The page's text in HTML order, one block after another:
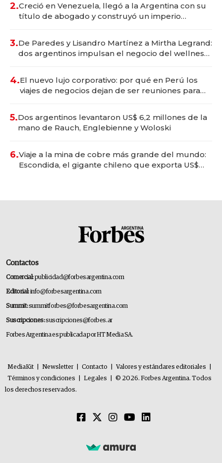
2.Creció en Venezuela, llegó a la Argentina con su
título de abogado y construyó un imperio
3.De Paredes y Lisandro Martínez a Mirtha Legrand:
dos argentinos impulsan el negocio del wellness
4.El nuevo lujo corporativo: por qué en Perú los
viajes de negocios dejan de ser reuniones para
5.Dos argentinos levantaron US$ 6,2 millones de la
mano de Rauch, Englebienne y Woloski
6.Viaje a la mina de cobre más grande del mundo:
Escondida, el gigante chileno que exporta US$
Contactos
Comercial:publicidad@forbesargentina.com
Editorial:info@forbesargentina.com
Summit:summitforbes@forbesargentina.com
Suscripciones:suscripciones@forbes.ar
Forbes Argentina es publicada por HT Media SA.
MediaKit Newsletter Contacto Valores y estándares editoriales
Términos y condiciones
Legales
© 2026. Forbes Argentina. Todos
los derechos reservados.